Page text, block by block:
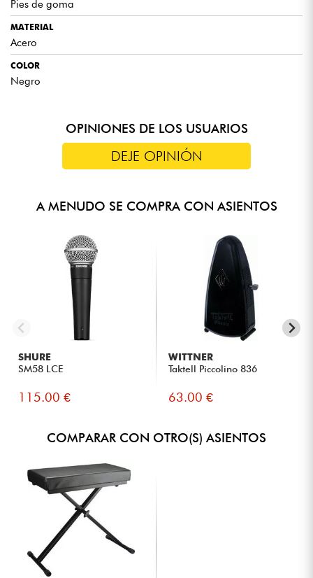
Pies de goma
MATERIAL
Acero
COLOR
Negro
OPINIONES DE LOS USUARIOS
DEJE OPINIÓN
A MENUDO SE COMPRA CON ASIENTOS
SHURE
SM58 LCE
115.00 €
WITTNER
Taktell Piccolino 836
63.00 €
COMPARAR CON OTRO(S) ASIENTOS